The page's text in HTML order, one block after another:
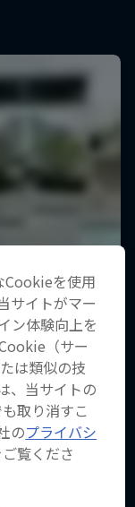
Cookieを使用
サイトがマー
ン体験向上を
（サー
は類似の技
、当サイトの
取り消すこ
のプライバシ
覧くださ